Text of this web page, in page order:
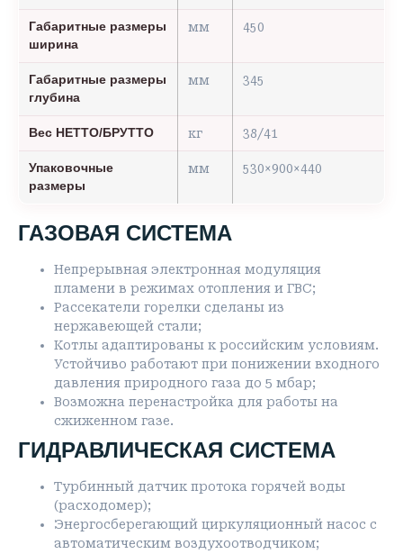
Габаритные размеры
ширина
мм 450
Габаритные размеры
глубина
мм 345
Вес НЕТТО/БРУТТО кг 38/41
Упаковочные
размеры
мм 530×900×440
ГАЗОВАЯ СИСТЕМА
Непрерывная электронная модуляция
пламени в режимах отопления и ГВС;
Рассекатели горелки сделаны из
нержавеющей стали;
Котлы адаптированы к российским условиям.
Устойчиво работают при понижении входного
давления природного газа до 5 мбар;
Возможна перенастройка для работы на
сжиженном газе.
ГИДРАВЛИЧЕСКАЯ СИСТЕМА
Турбинный датчик протока горячей воды
(расходомер);
Энергосберегающий циркуляционный насос с
автоматическим воздухоотводчиком;